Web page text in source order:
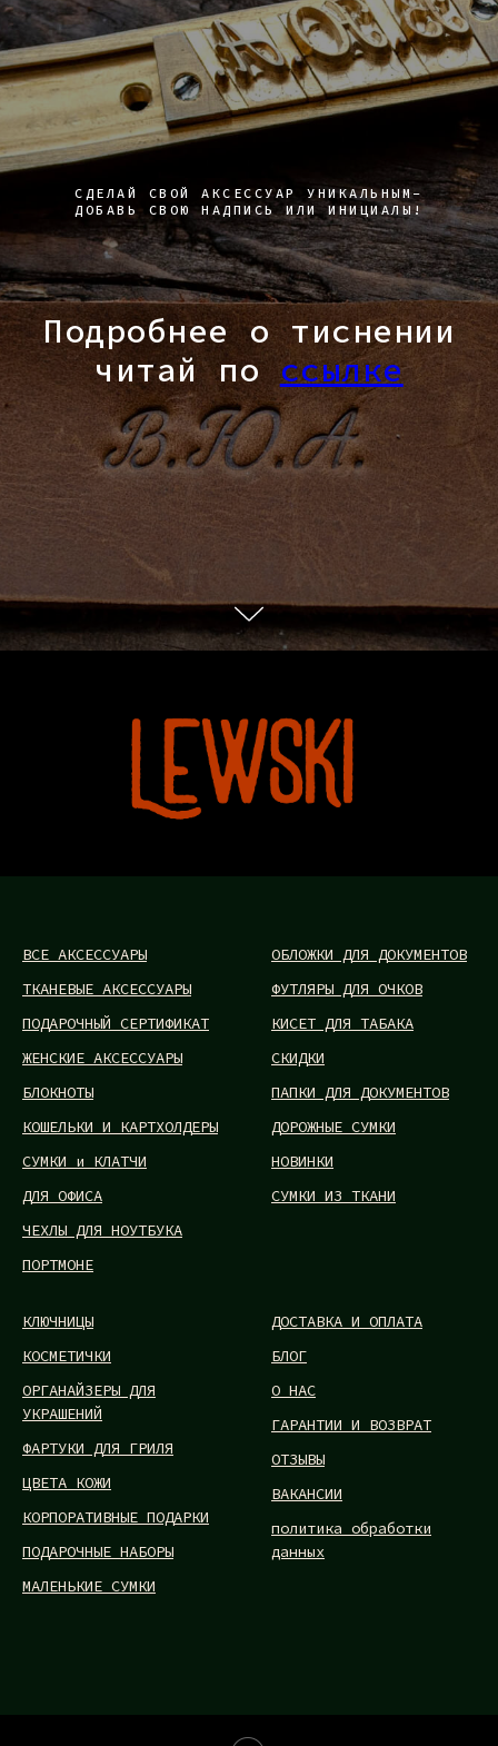
СДЕЛАЙ СВОЙ АКСЕССУАР УНИКАЛЬНЫМ-
ДОБАВЬ СВОЮ НАДПИСЬ ИЛИ ИНИЦИАЛЫ!
Подробнее о тиснении
читай поссылке
ВСЕ АКСЕССУАРЫ
ТКАНЕВЫЕ АКСЕССУАРЫ
ПОДАРОЧНЫЙ СЕРТИФИКАТ
ЖЕНСКИЕ АКСЕССУАРЫ
БЛОКНОТЫ
КОШЕЛЬКИ И КАРТХОЛДЕРЫ
СУМКИ и КЛАТЧИ
ДЛЯ ОФИСА
ЧЕХЛЫ ДЛЯ НОУТБУКА
ПОРТМОНЕ
ОБЛОЖКИ ДЛЯ ДОКУМЕНТОВ
ФУТЛЯРЫ ДЛЯ ОЧКОВ
КИСЕТ ДЛЯ ТАБАКА
СКИДКИ
ПАПКИ ДЛЯ ДОКУМЕНТОВ
ДОРОЖНЫЕ СУМКИ
НОВИНКИ
СУМКИ ИЗ ТКАНИ
КЛЮЧНИЦЫ
КОСМЕТИЧКИ
ОРГАНАЙЗЕРЫ ДЛЯ
УКРАШЕНИЙ
ФАРТУКИ ДЛЯ ГРИЛЯ
ЦВЕТА КОЖИ
КОРПОРАТИВНЫЕ ПОДАРКИ
ПОДАРОЧНЫЕ НАБОРЫ
МАЛЕНЬКИЕ СУМКИ
ДОСТАВКА И ОПЛАТА
БЛОГ
О НАС
ГАРАНТИИ И ВОЗВРАТ
ОТЗЫВЫ
ВАКАНСИИ
политика обработки
данных